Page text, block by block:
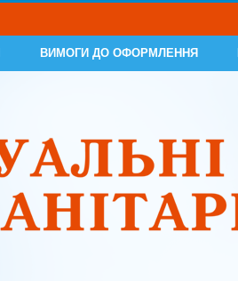
ВИМОГИ ДО ОФОРМЛЕННЯ